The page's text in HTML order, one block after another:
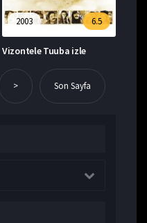
6.5
2003
Vizontele Tuuba izle
> Son Sayfa